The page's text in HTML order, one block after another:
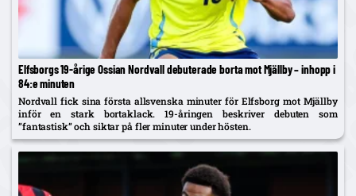
Elfsborgs 19-årige Ossian Nordvall debuterade borta mot Mjällby – inhopp i
84:e minuten
Nordvall fick sina första allsvenska minuter för Elfsborg mot Mjällby
inför en stark bortaklack. 19-åringen beskriver debuten som
”fantastisk” och siktar på fler minuter under hösten.